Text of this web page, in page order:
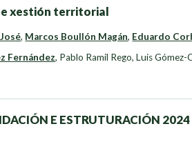
e xestión territorial
, Marcos Boullón Magán, Eduardo
Fernández, Pablo Ramil Rego, Luis Gómez-
E ESTRUTURACIÓN